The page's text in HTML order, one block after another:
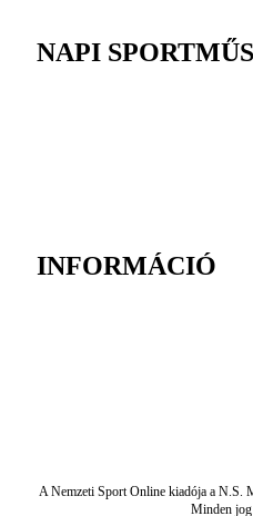
NAPI
INFORMÁCIÓ
A Nemzeti Sport Online kiadója a
Minden